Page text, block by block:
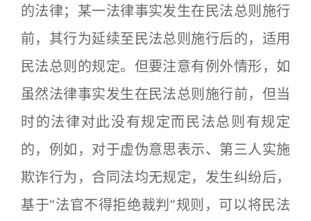
的法律；某一法律事实发生在民法总则施行
前，其行为延续至民法总则施行后的，适用
民法总则的规定。但要注意有例外情形，如
虽然法律事实发生在民法总则施行前，但当
时的法律对此没有规定而民法总则有规定
的，例如，对于虚伪意思表示、第三人实施
欺诈行为，合同法均无规定，发生纠纷后，
基于“法官不得拒绝裁判”规则，可以将民法